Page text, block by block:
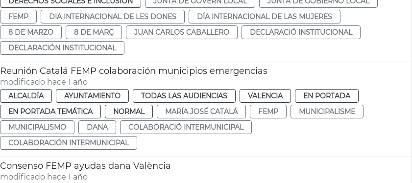
FEMP
DIA INTERNACIONAL DE LES DONES
DÍA INTERNACIONAL DE LAS MUJERES
8 DE MARZO
8 DE MARÇ JUAN CARLOS CABALLERO
DECLARACIÓ INSTITUCIONAL
DECLARACIÓN INSTITUCIONAL
Reunión Catalá FEMP colaboración municipios emergencias
modificado hace 1 año
ALCALDÍA AYUNTAMIENTO TODAS LAS AUDIENCIAS VALENCIA
EN PORTADA
EN PORTADA TEMÁTICA
NORMAL MARÍA JOSÉ CATALÁ FEMP
MUNICIPALISME
MUNICIPALISMO
DANA
COLABORACIÓ INTERMUNICIPAL
COLABORACIÓN INTERMUNICIPAL
Consenso FEMP ayudas dana València
modificado hace 1 año